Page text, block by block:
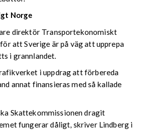
Norge
direktör Transportekonomiskt
att Sverige är på väg att upprepa
i grannlandet.
i uppdrag att förbereda
annat finansieras med så kallade
Skattekommissionen dragit
fungerar dåligt, skriver Lindberg i